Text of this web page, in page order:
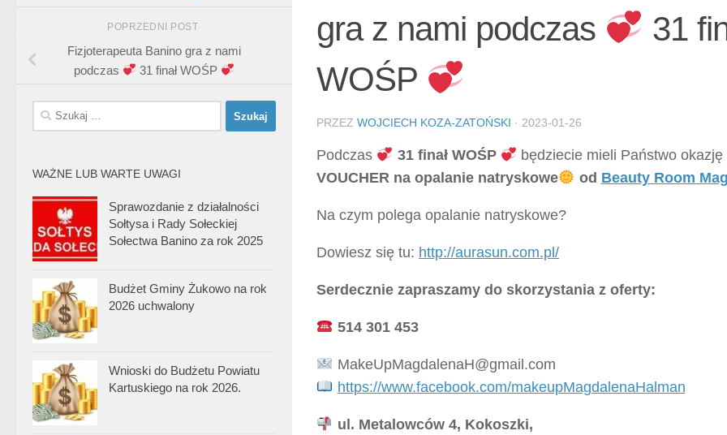
gra z nami podczas
31
WOŚP
PRZEZ WOJCIECH KOZA-ZATOŃSKI · 2023-01-26
Podczas 31 finał WOŚP
będziecie mieli Państwo
VOUCHER na opalanie natryskowe
od Beauty Room
Na czym polega opalanie natryskowe?
Dowiesz się tu: http://aurasun.com.pl/
Serdecznie zapraszamy do skorzystania z oferty:
514 301 453
MakeUpMagdalenaH@gmail.com
https://www.facebook.com/makeupMagdalenaHalman
ul. Metalowców 4, Kokoszki,
POPRZEDNI POST
Fizjoterapeuta Banino gra z nami
podczas
31 finał WOŚP
Szukaj:
WAŻNE LUB WARTE UWAGI
Sprawozdanie z działalności
Sołtysa i Rady Sołeckiej
Sołectwa Banino za rok 2025
Budżet Gminy Żukowo na rok
2026 uchwalony
Wnioski do Budżetu Powiatu
Kartuskiego na rok 2026.